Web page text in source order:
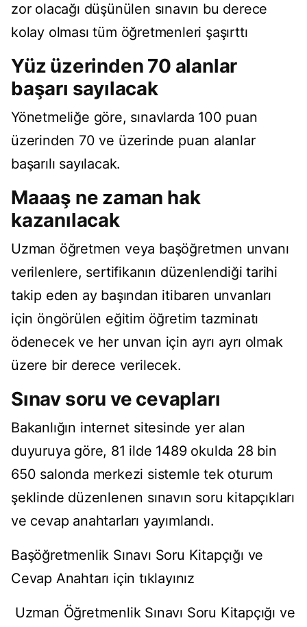
zor olacağı düşünülen sınavın bu derece
kolay olması tüm öğretmenleri şaşırttı
Yüz üzerinden 70 alanlar
başarı sayılacak
Yönetmeliğe göre, sınavlarda 100 puan
üzerinden 70 ve üzerinde puan alanlar
başarılı sayılacak.
Maaaş ne zaman hak
kazanılacak
Uzman öğretmen veya başöğretmen unvanı
verilenlere, sertifikanın düzenlendiği tarihi
takip eden ay başından itibaren unvanları
için öngörülen eğitim öğretim tazminatı
ödenecek ve her unvan için ayrı ayrı olmak
üzere bir derece verilecek.
Sınav soru ve cevapları
Bakanlığın internet sitesinde yer alan
duyuruya göre, 81 ilde 1489 okulda 28 bin
650 salonda merkezi sistemle tek oturum
şeklinde düzenlenen sınavın soru kitapçıkları
ve cevap anahtarları yayımlandı.
Başöğretmenlik Sınavı Soru Kitapçığı ve
Cevap Anahtarı içintıklayınız
Uzman Öğretmenlik Sınavı Soru Kitapçığı ve